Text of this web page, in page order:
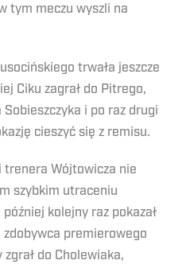
tym meczu wyszli na
trwała jeszcze
Ciku zagrał do Pitrego,
i po raz drugi
cieszyć się z remisu.
trenera Wójtowicza nie
szybkim utraceniu
kolejny raz pokazał
premierowego
do Cholewiaka,